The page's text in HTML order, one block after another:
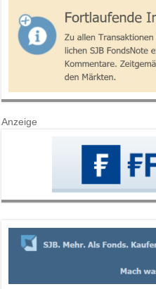
Anzeige